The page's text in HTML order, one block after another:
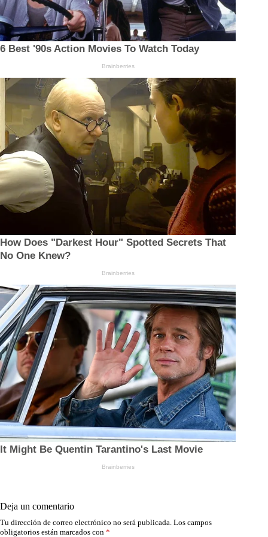
Deja un comentario
Tu dirección de correo electrónico no será publicada. Los campos
obligatorios están marcados con *